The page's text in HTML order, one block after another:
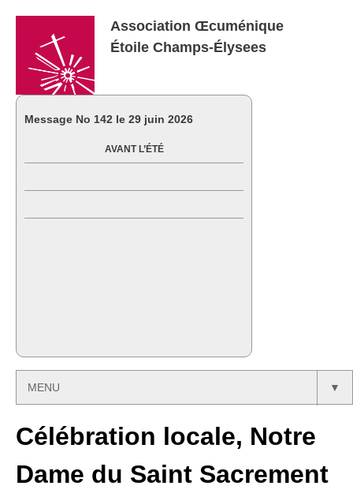
Association Œcuménique
Étoile Champs-Élysees
Message No 142 le 29 juin 2026
AVANT L’ÉTÉ
MENU ▼
Célébration locale, Notre
Dame du Saint Sacrement